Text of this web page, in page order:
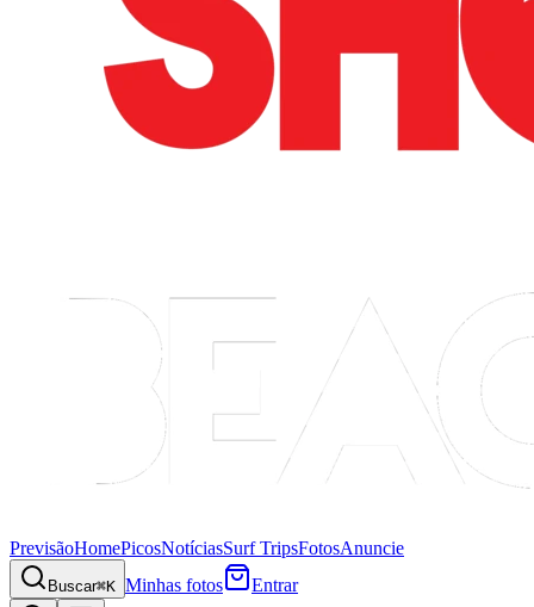
PrevisãoHomePicosNotíciasSurf TripsFotosAnuncie
Buscar⌘K Minhas fotos Entrar